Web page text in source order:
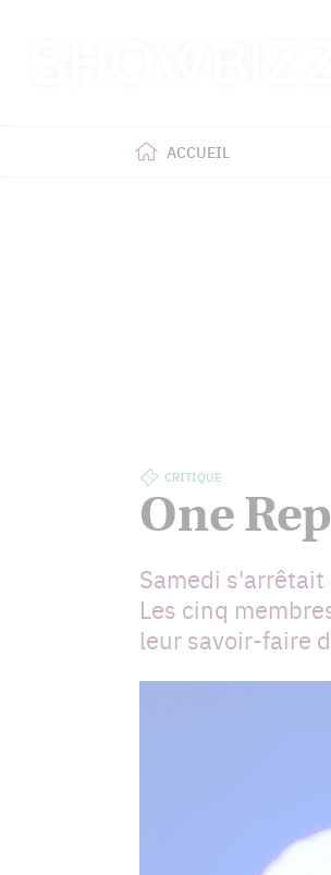
ACCUEIL
CRITIQUE
One
Samedi s'arrêtait
Les cinq
leur savoir-faire